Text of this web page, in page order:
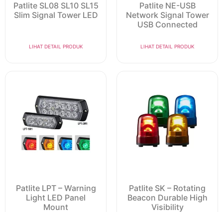
Patlite SL08 SL10 SL15
Slim Signal Tower LED
LIHAT DETAIL PRODUK
Patlite NE-USB
Network Signal Tower
USB Connected
LIHAT DETAIL PRODUK
Patlite LPT – Warning
Light LED Panel
Mount
Patlite SK – Rotating
Beacon Durable High
Visibility